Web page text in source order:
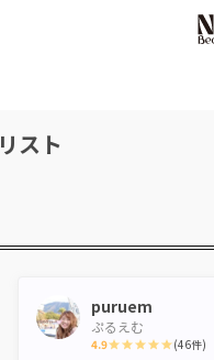
スト
puruem
ぷるえむ
4.9 (46件)